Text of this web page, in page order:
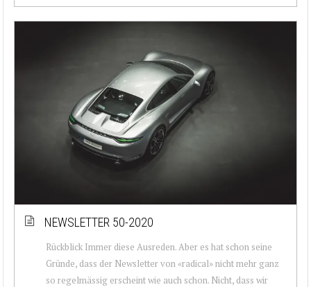
NEWSLETTER 50-2020
Rückblick Immer diese Ausreden. Aber es hat schon seine
Gründe, dass der Newsletter von «radical» nicht mehr ganz
so regelmässig erscheint wie auch schon. Nicht, dass wir